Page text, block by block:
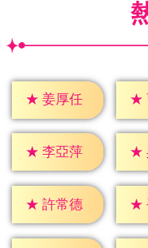
★ 姜厚任 ★
★ 李亞萍 ★
★ 許常德 ★